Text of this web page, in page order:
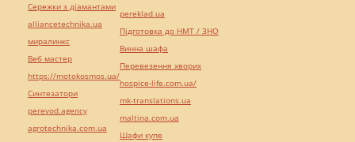
Сережки з діамантами
alliancetechnika.ua
миралинкс
Веб мастер
https://motokosmos.ua/
Синтезатори
perevod.agency
agrotechnika.com.ua
pereklad.ua
Підготовка до НМТ / ЗНО
Винна шафа
Перевезення хворих
hospice-life.com.ua/
mk-translations.ua
maltina.com.ua
Шафи купе